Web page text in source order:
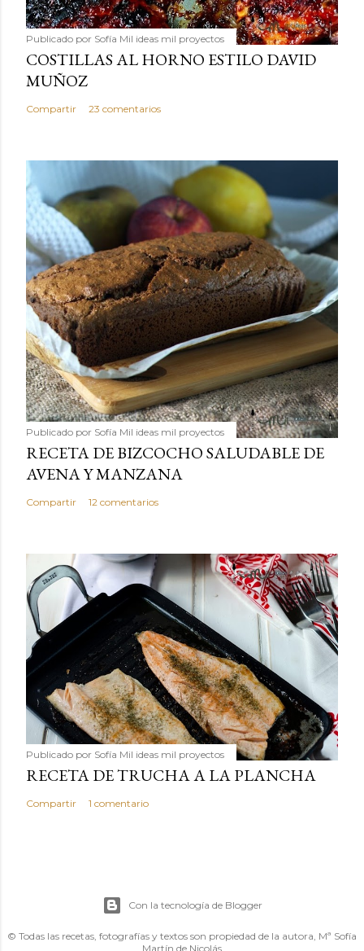
Publicado por Sofía Mil ideas mil proyectos
COSTILLAS AL HORNO ESTILO DAVID
MUÑOZ
Compartir 23 comentarios
Publicado por Sofía Mil ideas mil proyectos
RECETA DE BIZCOCHO SALUDABLE DE
AVENA Y MANZANA
Compartir 12 comentarios
Publicado por Sofía Mil ideas mil proyectos
RECETA DE TRUCHA A LA PLANCHA
Compartir 1 comentario
Con la tecnología de Blogger
© Todas las recetas, fotografías y textos son propiedad de la autora, Mª Sofía
Martín de Nicolás